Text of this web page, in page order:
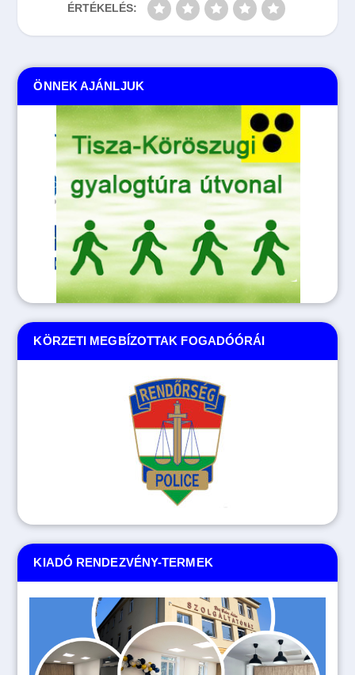
ÉRTÉKELÉS:
KIADÓ RENDEZVÉNY-TERMEK
KÖRZETI MEGBÍZOTTAK FOGADÓÓRÁI
ÖNNEK AJÁNLJUK